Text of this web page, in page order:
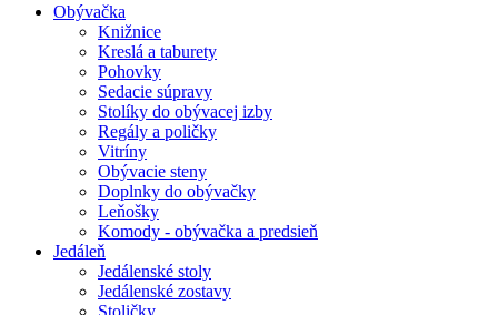
Obývačka
Knižnice
Kreslá a taburety
Pohovky
Sedacie súpravy
Stolíky do obývacej izby
Regály a poličky
Vitríny
Obývacie steny
Doplnky do obývačky
Leňošky
Komody - obývačka a predsieň
Jedáleň
Jedálenské stoly
Jedálenské zostavy
Stoličky